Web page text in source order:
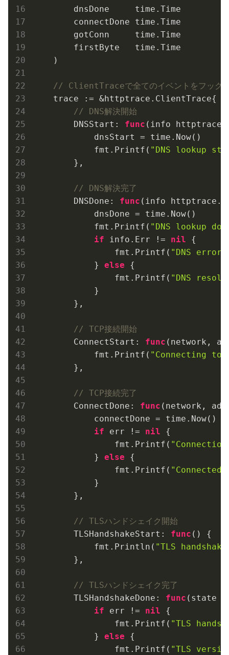
        dnsDone     time.Time
        connectDone time.Time
        gotConn     time.Time
        firstByte   time.Time
    )
// ClientTraceで全てのイベントをフック
    trace := &httptrace.ClientTrace{
// DNS解決開始
        DNSStart:
func (info
            dnsStart = time.Now()
            fmt.Printf(
"DNS lookup
        },
// DNS解決完了
        DNSDone:
func (info
            dnsDone = time.Now()
            fmt.Printf(
"DNS lookup
if info.Err != nil {
                fmt.Printf(
"DNS
            }
else {
                fmt.Printf(
"DNS
            }
        },
// TCP接続開始
        ConnectStart:
func (network,
            fmt.Printf(
"Connecting to
        },
// TCP接続完了
        ConnectDone:
func (network,
            connectDone = time.Now()
if err != nil {
                fmt.Printf(
            }
else {
                fmt.Printf(
"Connected
            }
        },
// TLSハンドシェイク開始
        TLSHandshakeStart:
func ()
{
            fmt.Println(
"TLS
        },
// TLSハンドシェイク完了
        TLSHandshakeDone:
func (state
if err != nil {
                fmt.Printf(
"TLS
            }
else {
                fmt.Printf(
"TLS